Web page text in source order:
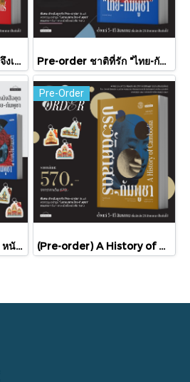
Pre-order เพราะขัดแย้งจึงเป็นประวัติศาสตร์ "ไทย-กัมพูชา" กับความสัมพันธ์หวานปนขม / มติชน Pre-order ชาติที่รัก "ไทย-กัมพูชา" กับเส้นสมมติ / พวงทอง ภวัครพันธุ์ / มติชน
Pre-order [Set 3 เล่ม ] หนังสือชุดความสัมพันธ์ "ไทย-กัมพูชา" / มติชน
Pre-Order
(Pre-order) A History of Cambodia ประวัติศาสตร์กัมพูชา (ฉบับปรับปรุงใหม่) / David Chandler / มติชน